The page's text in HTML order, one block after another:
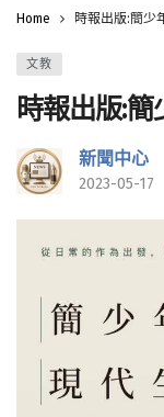
Home 時報出版:簡少
文教
時報出版:
新聞中心
2023-05-17